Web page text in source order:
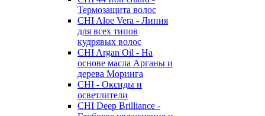
Термозащита волос
CHI Aloe Vera - Линия
для всех типов
кудрявых волос
CHI Argan Oil - На
основе масла Арганы и
дерева Моринга
CHI - Оксиды и
осветлители
CHI Deep Brilliance -